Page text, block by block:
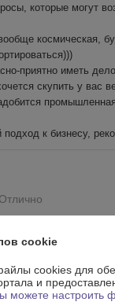
которые могут
космическая,
приятно иметь
скупить у вас
к бизнесу,
Отлично
cookie
cookies для
и
можете настроить